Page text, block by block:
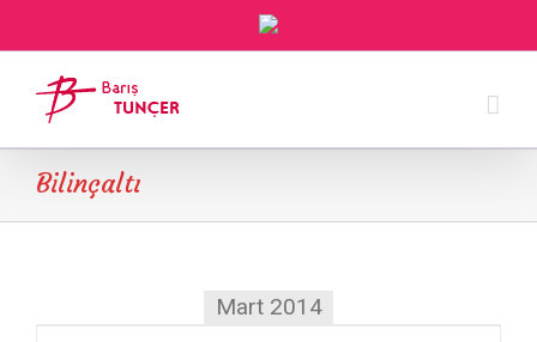
Bilinçaltı
Mart 2014